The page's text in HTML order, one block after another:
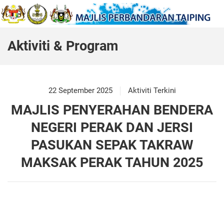
Aktiviti & Program
22 September 2025 Aktiviti Terkini
MAJLIS PENYERAHAN BENDERA
NEGERI PERAK DAN JERSI
PASUKAN SEPAK TAKRAW
MAKSAK PERAK TAHUN 2025